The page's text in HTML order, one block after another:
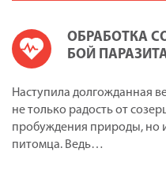
ОБРАБОТКА
БОЙ
Наступила долгожданная
не только радость от
пробуждения природы, но
питомца. Ведь…